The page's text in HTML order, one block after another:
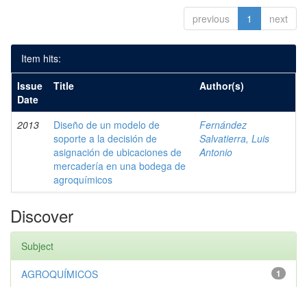
previous 1 next
Item hits:
Issue
Date
Title Author(s)
2013
Diseño de un modelo de
soporte a la decisión de
asignación de ubicaciones de
mercadería en una bodega de
agroquímicos
Fernández
Salvatierra, Luis
Antonio
Discover
Subject
1
AGROQUÍMICOS